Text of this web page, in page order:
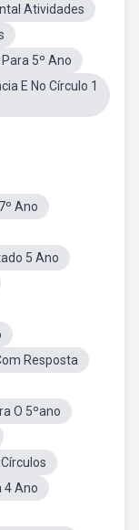
Atividades
5º Ano
E No Círculo 1
Ano
5 Ano
Resposta
O 5ºano
4 Ano